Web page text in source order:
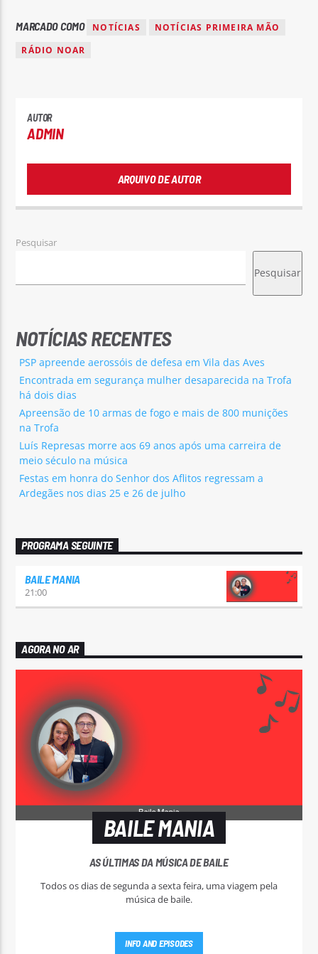
MARCADO COMO NOTÍCIAS
NOTÍCIAS PRIMEIRA MÃO
RÁDIO NOAR
AUTOR
ADMIN
ARQUIVO DE AUTOR
Pesquisar
Pesquisar
NOTÍCIAS RECENTES
PSP apreende aerossóis de defesa em Vila das Aves
Encontrada em segurança mulher desaparecida na Trofa
há dois dias
Apreensão de 10 armas de fogo e mais de 800 munições
na Trofa
Luís Represas morre aos 69 anos após uma carreira de
meio século na música
Festas em honra do Senhor dos Aflitos regressam a
Ardegães nos dias 25 e 26 de julho
PROGRAMA SEGUINTE
BAILE MANIA
21:00
AGORA NO AR
BAILE MANIA
AS ÚLTIMAS DA MÚSICA DE BAILE
Todos os dias de segunda a sexta feira, uma viagem pela
música de baile.
INFO AND EPISODES